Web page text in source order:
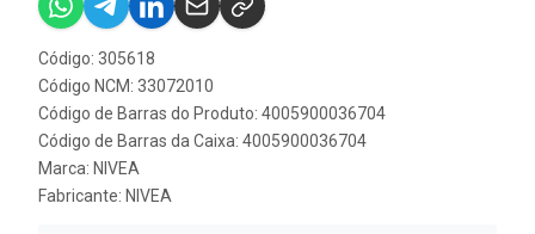
Código: 305618
Código NCM: 33072010
Código de Barras do Produto: 4005900036704
Código de Barras da Caixa: 4005900036704
Marca: NIVEA
Fabricante: NIVEA